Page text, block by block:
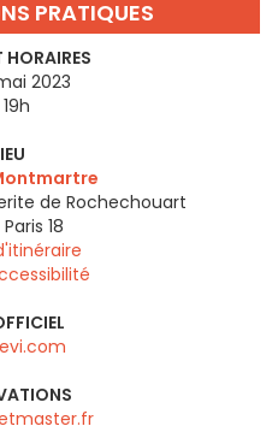
PRATIQUES
HORAIRES
2023
de Rochechouart
Paris 18